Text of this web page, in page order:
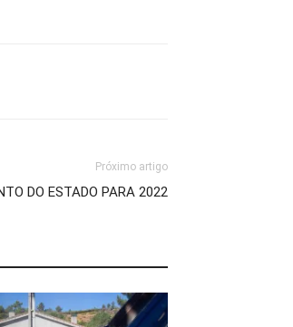
Próximo artigo
DO ESTADO PARA 2022